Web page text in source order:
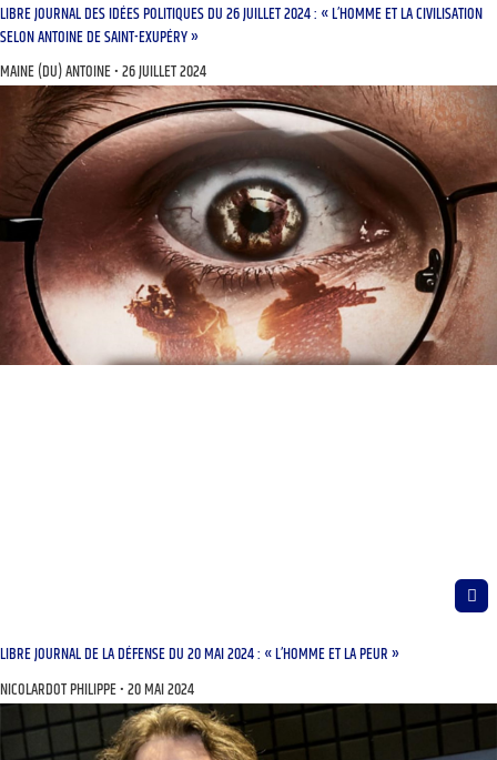
LIBRE JOURNAL DES IDÉES POLITIQUES DU 26 JUILLET 2024 : « L’HOMME ET LA CIVILISATION
SELON ANTOINE DE SAINT-EXUPÉRY »
MAINE (DU) ANTOINE 26 JUILLET 2024
LIBRE JOURNAL DE LA DÉFENSE DU 20 MAI 2024 : « L’HOMME ET LA PEUR »
NICOLARDOT PHILIPPE 20 MAI 2024